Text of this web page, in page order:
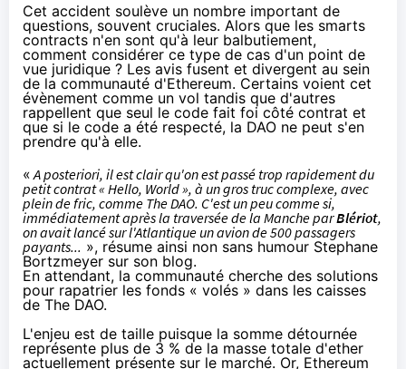
Cet accident soulève un nombre important de
questions, souvent cruciales. Alors que les smarts
contracts n'en sont qu'à leur balbutiement,
comment considérer ce type de cas d'un point de
vue juridique ? Les avis fusent et divergent au sein
de la communauté d'Ethereum. Certains voient cet
évènement comme un vol tandis que d'autres
rappellent que seul le code fait foi côté contrat et
que si le code a été respecté, la DAO ne peut s'en
prendre qu'à elle.
« A posteriori, il est clair qu'on est passé trop rapidement du
petit contrat « Hello, World », à un gros truc complexe, avec
plein de fric, comme The DAO. C'est un peu comme si,
immédiatement après la traversée de la Manche parBlériot,
on avait lancé sur l'Atlantique un avion de 500 passagers
payants... », résume ainsi non sans humour Stephane
Bortzmeyer sur son blog.
En attendant, la communauté cherche des solutions
pour rapatrier les fonds « volés » dans les caisses
de The DAO.
L'enjeu est de taille puisque la somme détournée
représente plus de 3 % de la masse totale d'ether
actuellement présente sur le marché. Or, Ethereum